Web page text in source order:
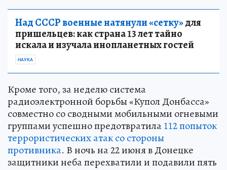
Над СССР военные натянули «сетку»для
пришельцев: как страна 13 лет тайно
искала и изучала инопланетных гостей
НАУКА
Кроме того, за неделю система
радиоэлектронной борьбы «Купол Донбасса»
совместно со сводными мобильными огневыми
группами успешно предотвратила112 попыток
террористических атак со стороны
противника. В ночь на 22 июня в Донецке
защитники неба перехватили и подавили пять